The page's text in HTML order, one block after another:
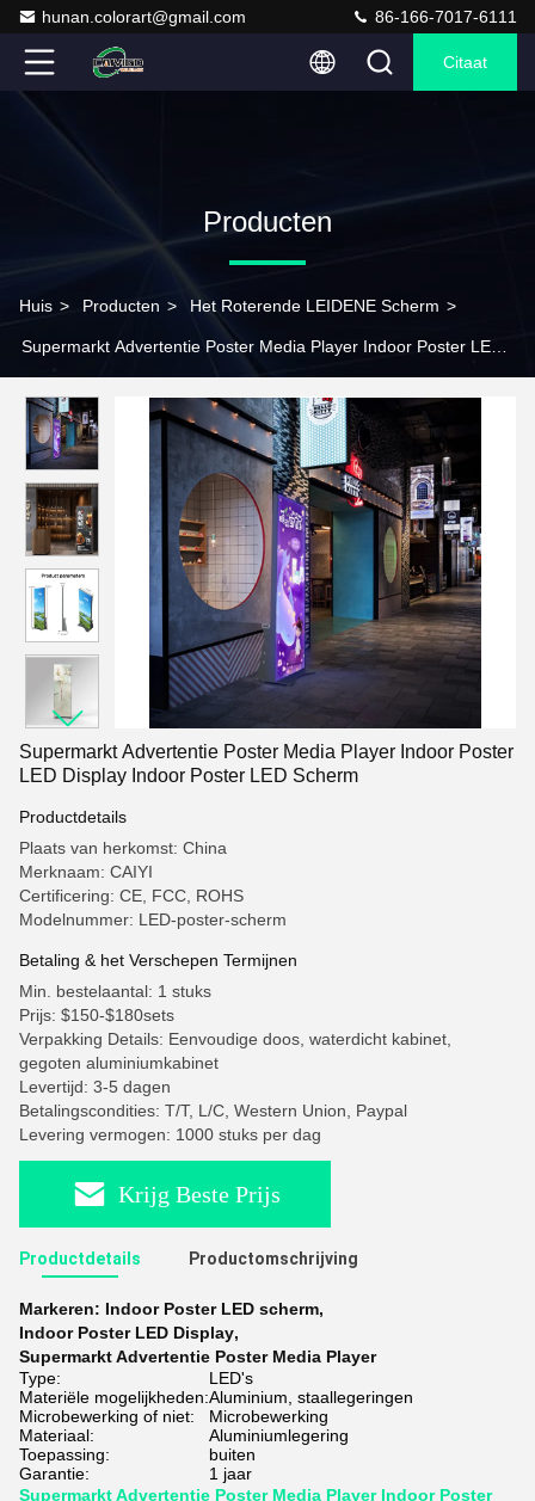
hunan.colorart@gmail.com 86-166-7017-6111
Citaat
Producten
Huis > Producten > Het Roterende LEIDENE Scherm >
Supermarkt Advertentie Poster Media Player Indoor Poster LED
Supermarkt Advertentie Poster Media Player Indoor Poster
LED Display Indoor Poster LED Scherm
Productdetails
Plaats van herkomst: China
Merknaam: CAIYI
Certificering: CE, FCC, ROHS
Modelnummer: LED-poster-scherm
Betaling & het Verschepen Termijnen
Min. bestelaantal: 1 stuks
Prijs: $150-$180sets
Verpakking Details: Eenvoudige doos, waterdicht kabinet,
gegoten aluminiumkabinet
Levertijd: 3-5 dagen
Betalingscondities: T/T, L/C, Western Union, Paypal
Levering vermogen: 1000 stuks per dag
Krijg Beste Prijs
Productdetails Productomschrijving
Markeren: Indoor Poster LED scherm,
Indoor Poster LED Display,
Supermarkt Advertentie Poster Media Player
Type:
LED's
Materiële mogelijkheden:Aluminium, staallegeringen
Microbewerking of niet:
Microbewerking
Materiaal:
Aluminiumlegering
Toepassing:
buiten
Garantie:
1 jaar
Supermarkt Advertentie Poster Media Player Indoor Poster